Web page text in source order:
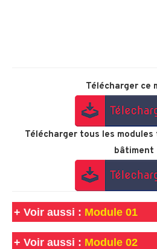
Télécharger ce
Télécharger tous les
bâtiment
+ Voir aussi : Module 01
+ Voir aussi : Module 02